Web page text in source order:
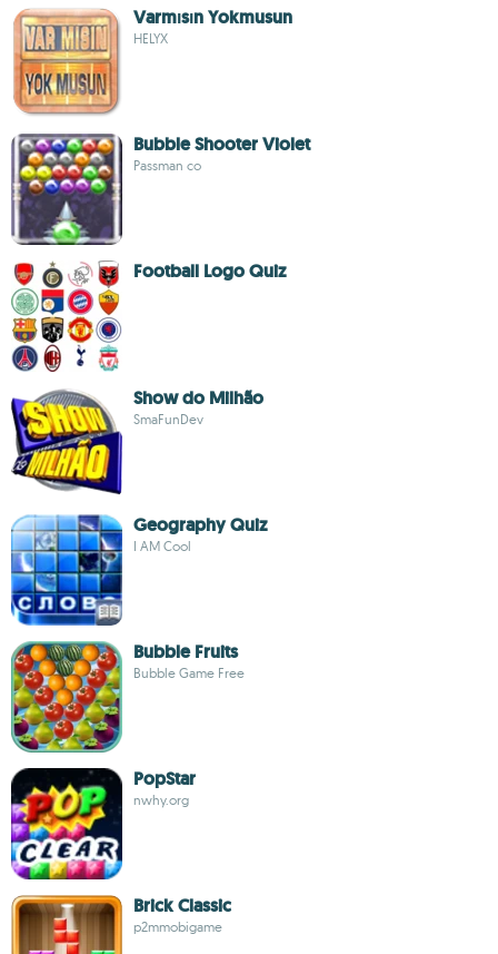
Varmısın Yokmusun
HELYX
Bubble Shooter Violet
Passman co
Football Logo Quiz
Show do Milhão
SmaFunDev
Geography Quiz
I AM Cool
Bubble Fruits
Bubble Game Free
PopStar
nwhy.org
Brick Classic
p2mmobigame